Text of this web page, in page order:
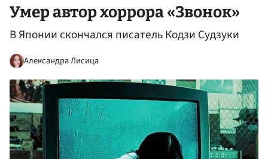
Умер автор хоррора «Звонок»
В Японии скончался писатель Кодзи Судзуки
Александра Лисица